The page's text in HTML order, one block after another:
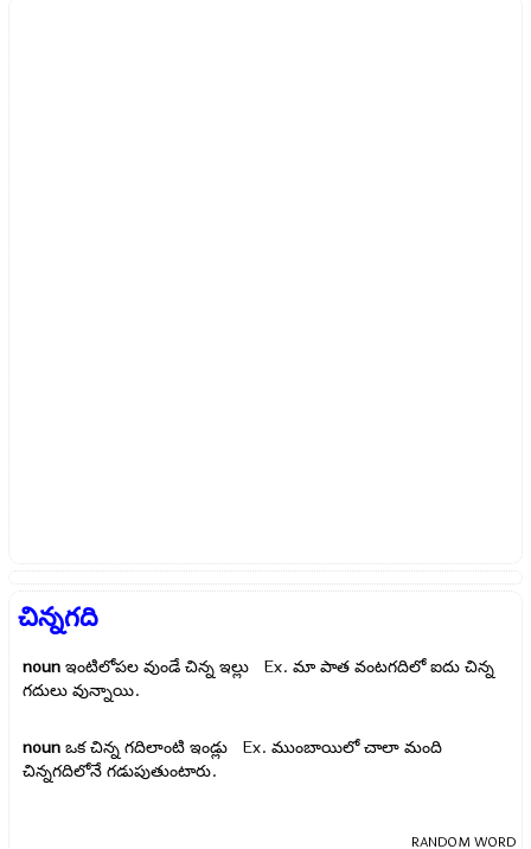
చిన్నగది
noun ఇంటిలోపల వుండే చిన్న ఇల్లు Ex.మా పాత వంటగదిలో ఐదు చిన్న
గదులు వున్నాయి.
noun ఒక చిన్న గదిలాంటి ఇండ్లు Ex.ముంబాయిలో చాలా మంది
చిన్నగదిలోనే గడుపుతుంటారు.
RANDOM WORD